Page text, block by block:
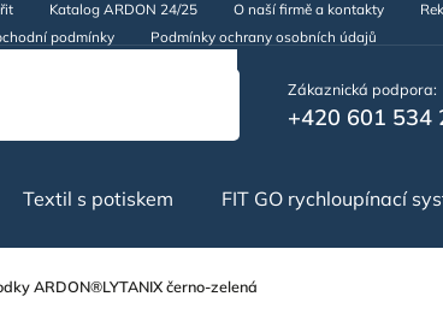
Katalog ARDON 24/25 O naší firmě a kontakty
podmínky Podmínky ochrany osobních údajů
Zákaznická podpora:
+420 601 534
Textil s potiskem FIT GO rychloupínací
ARDON®LYTANIX černo-zelená